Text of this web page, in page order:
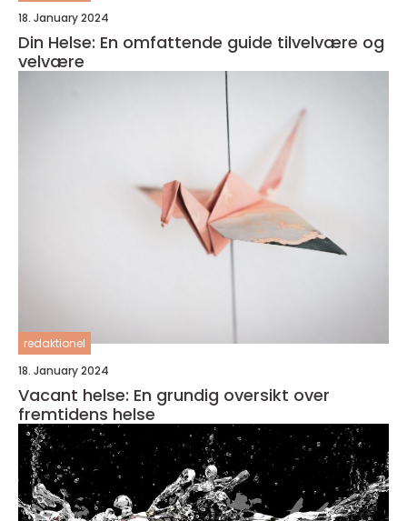
18. January 2024
Din Helse: En omfattende guide tilvelvære og
velvære
redaktionel
18. January 2024
Vacant helse: En grundig oversikt over
fremtidens helse